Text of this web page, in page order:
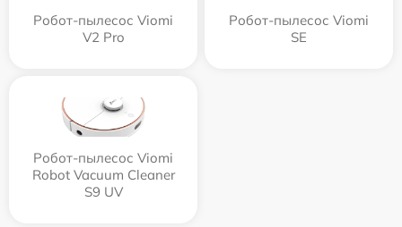
Робот-пылесос Viomi
V2 Pro
Робот-пылесос Viomi
SE
Робот-пылесос Viomi
Robot Vacuum Cleaner
S9 UV